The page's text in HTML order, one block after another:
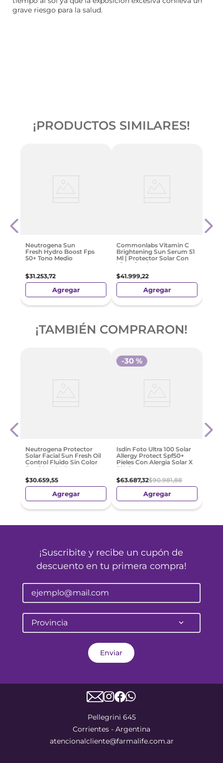
grave riesgo para la salud.
¡PRODUCTOS SIMILARES!
Neutrogena Sun
Fresh Hydro Boost Fps
50+ Tono Medio
$31.253,72
Agregar
Commonlabs Vitamin C
Brightening Sun Serum 51
Ml | Protector Solar Con
Vitamina C
$41.999,22
Agregar
¡TAMBIÉN COMPRARON!
Neutrogena Protector
Solar Facial Sun Fresh Oil
Control Fluido Sin Color
Fps 50+ 40 Ml
$30.659,55
Agregar
Isdin Foto Ultra 100 Solar
Allergy Protect Spf50+
Pieles Con Alergia Solar X
50Ml
$63.687,32$90.981,88
-30 %
Agregar
Ml
¡Suscribite y recibe un cupón de
descuento en tu primera compra!
Provincia
Enviar
Pellegrini 645
Corrientes - Argentina
atencionalcliente@farmalife.com.ar